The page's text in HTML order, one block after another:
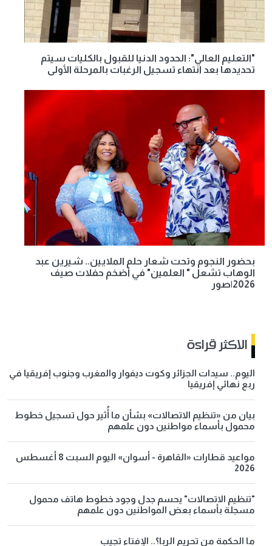
"التعليم العالي": الحدود الدنيا للقبول بالكليات سيتم
تحديدها بعد انتهاء تسجيل الرغبات بالمرحلة الأولى
بحضور النجوم وتحت شعار حلم الملايين.. شيرين عبد
الوهاب تشعل " العلمين" في أضخم حفلات صيف
2026|صور
الاكثر قراءة
اليوم.. سيدات الجزائر وكوت ديفوار والمغرب وجنوب إفريقيا في
ربع نهائي إفريقيا
بيان من «تنظيم الاتصالات» بشأن ما أُثير حول تسجيل خطوط
محمول بأسماء مواطنين دون علمهم
مواعيد قطارات «القاهرة - أسوان» اليوم السبت 8 أغسطس
2026
"تنظيم الاتصالات" يحسم جدل وجود خطوط هاتف محمول
مسجلة بأسماء بعض المواطنين دون علمهم
ما الحكمة من تحريم الربا؟.. الإفتاء تجيب